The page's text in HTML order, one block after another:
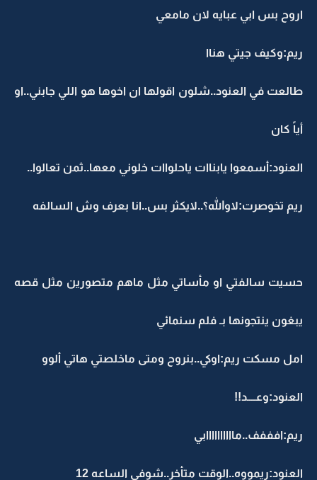
اروح بس ابي عبايه لان مامعي
ريم:وكيف جيتي هناا
طالعت في العنود..شلون اقولها ان اخوها هو اللي جابني..او
أياً كان
العنود:أسمعوا يابناات ياحلواات خلوني معها..ثمن تعالوا..
ريم تخوصرت:لاوالله؟..لايكثر بس..انا بعرف وش السالفه
حسيت سالفتي او مأساتي مثل ماهم متصورين مثل قصه
يبغون ينتجونها بـ فلم سنمائي
امل مسكت ريم:اوكي..بنروح ومتى ماخلصتي هاتي ألوو
العنود:وعــــد!!
ريم:افففف..ماااااااااابي
العنود:ريمووه..الوقت متأخر..شوفي الساعه 12